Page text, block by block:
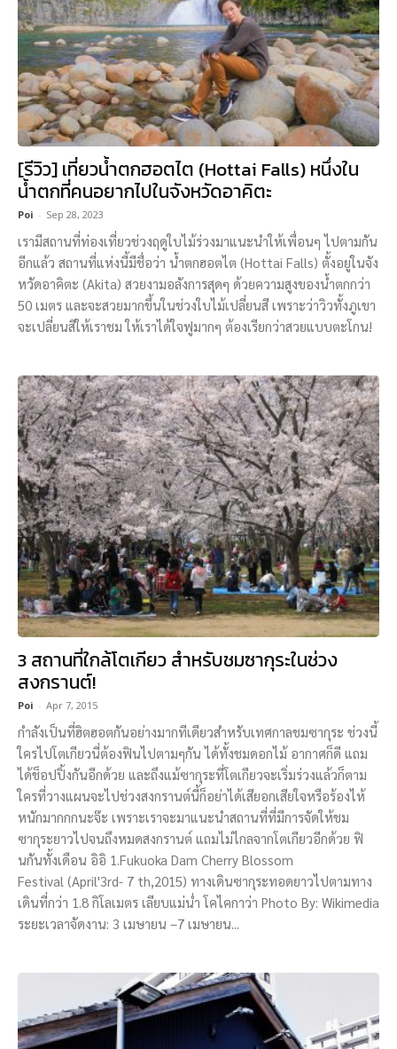
[รีวิว] เที่ยวน้ำตกฮอตไต (Hottai Falls) หนึ่งใน
น้ำตกที่คนอยากไปในจังหวัดอาคิตะ
Poi - Sep 28, 2023
เรามีสถานที่ท่องเที่ยวช่วงฤดูใบไม้ร่วงมาแนะนำให้เพื่อนๆ ไปตามกัน
อีกแล้ว สถานที่แห่งนี้มีชื่อว่า น้ำตกฮอตไต (Hottai Falls) ตั้งอยู่ในจัง
หวัดอาคิตะ (Akita) สวยงามอลังการสุดๆ ด้วยความสูงของน้ำตกกว่า
50 เมตร และจะสวยมากขึ้นในช่วงใบไม้เปลี่ยนสี เพราะว่าวิวทั้งภูเขา
จะเปลี่ยนสีให้เราชม ให้เราได้ใจฟูมากๆ ต้องเรียกว่าสวยแบบตะโกน!
3 สถานที่ใกล้โตเกียว สำหรับชมซากุระในช่วง
สงกรานต์!
Poi - Apr 7, 2015
กำลังเป็นที่ฮิตฮอตกันอย่างมากทีเดียวสำหรับเทศกาลชมซากุระ ช่วงนี้
ใครไปโตเกียวนี่ต้องฟินไปตามๆกัน ได้ทั้งชมดอกไม้ อากาศก็ดี แถม
ได้ช็อปปิ้งกันอีกด้วย และถึงแม้ซากุระที่โตเกียวจะเริ่มร่วงแล้วก็ตาม
ใครที่วางแผนจะไปช่วงสงกรานต์นี้ก็อย่าได้เสียอกเสียใจหรือร้องไห้
หนักมากกกนะจ๊ะ เพราะเราจะมาแนะนำสถานที่ที่มีการจัดให้ชม
ซากุระยาวไปจนถึงหมดสงกรานต์ แถมไม่ไกลจากโตเกียวอีกด้วย ฟิ
นกันทั้งเดือน อิอิ 1.Fukuoka Dam Cherry Blossom
Festival (April'3rd- 7 th,2015) ทางเดินซากุระทอดยาวไปตามทาง
เดินที่กว่า 1.8 กิโลเมตร เลียบแม่น่ำ โคไคกาว่า Photo By: Wikimedia
ระยะเวลาจัดงาน: 3 เมษายน –7 เมษายน...